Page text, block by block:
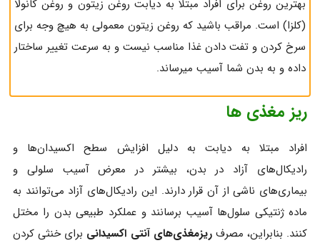
بهترین روغن برای افراد مبتلا به دیابت روغن زیتون و روغن کانولا
(کلزا) است. مراقب باشید که روغن زیتون معمولی به هیچ وجه برای
سرخ کردن و تفت دادن غذا مناسب نیست و به سرعت تغییر ساختار
داده و به بدن شما آسیب میرساند.
ریز مغذی ها
افراد مبتلا به دیابت به دلیل افزایش سطح اکسیدان‌ها و
رادیکال‌های آزاد در بدن، بیشتر در معرض آسیب سلولی و
بیماری‌های ناشی از آن قرار دارند. این رادیکال‌های آزاد می‌توانند به
ماده ژنتیکی سلول‌ها آسیب برسانند و عملکرد طبیعی بدن را مختل
کنند. بنابراین، مصرفریزمغذی‌های آنتی‌ اکسیدانی برای خنثی کردن